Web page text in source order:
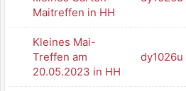
Maitreffen in HH
Kleines Mai-
Treffen am
20.05.2023 in HH
dy1026u